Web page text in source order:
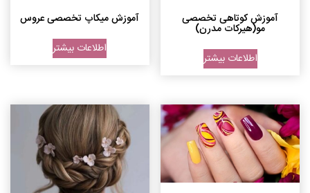
آموزش کوتاهی تخصصی
مو(هیرکات مدرن)
اطلاعات بیشتر
آموزش میکاپ تخصصی عروس
اطلاعات بیشتر